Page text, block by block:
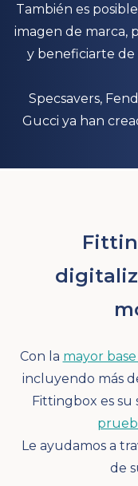
También es posible
imagen de marca,
y beneficiarte de
Specsavers,
Gucci ya han
Con la mayor
incluyendo más
Fittingbox es su
Le ayudamos a
de